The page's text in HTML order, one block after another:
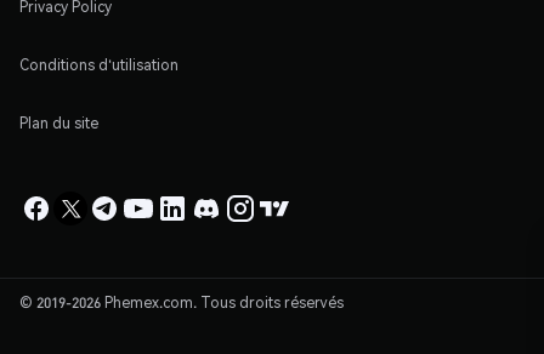
Privacy Policy
Conditions d'utilisation
Plan du site
© 2019-2026 Phemex.com. Tous droits réservés